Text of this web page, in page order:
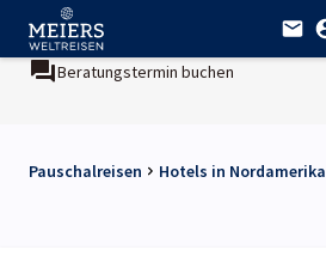
Beratungstermin buchen
Pauschalreisen Hotels in Nordamerika